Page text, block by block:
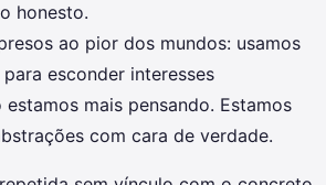
honesto.
ao pior dos mundos: usamos
esconder interesses
mais pensando. Estamos
com cara de verdade.